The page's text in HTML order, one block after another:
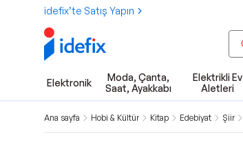
idefix’te Satış Yapın
Elektronik
Moda, Çanta,
Saat, Ayakkabı
Elektrikli Ev
Aletleri
Ana sayfa Hobi & Kültür Kitap Edebiyat Şiir